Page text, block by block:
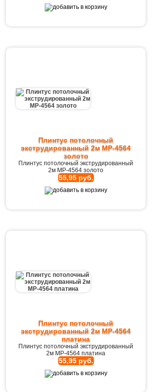
Плинтус потолочный
экструдированный 2м MP-4564
золото
Плинтус потолочный экструдированный
2м MP-4564 золото
55,95 руб.
Плинтус потолочный
экструдированный 2м MP-4564
платина
Плинтус потолочный экструдированный
2м MP-4564 платина
55,95 руб.